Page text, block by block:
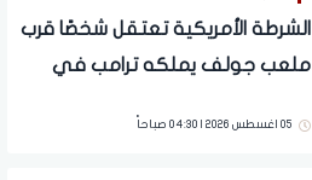
الشرطة الأمريكية تعتقل شخصًا قرب
ملعب جولف يملكه ترامب في
05 اغسطس 2026 | 04:30 صباحاً